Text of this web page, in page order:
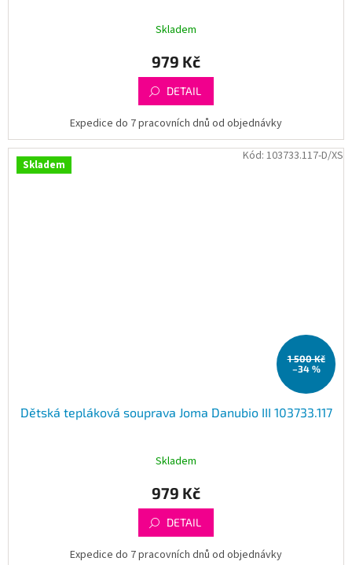
Skladem
979 Kč
DETAIL
Expedice do 7 pracovních dnů od objednávky
Skladem
1 500 Kč
–34 %
Dětská tepláková souprava Joma Danubio III 103733.117
Skladem
979 Kč
DETAIL
Expedice do 7 pracovních dnů od objednávky
Kód: 103733.117-D/XS